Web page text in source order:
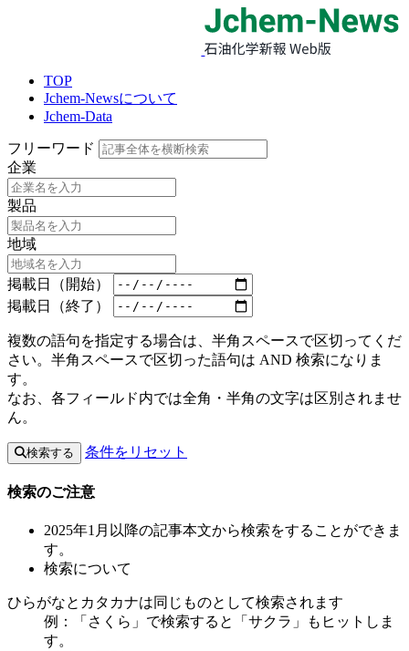
TOP
Jchem-Newsについて
Jchem-Data
フリーワード
企業
製品
地域
掲載日（開始）
掲載日（終了）
複数の語句を指定する場合は、半角スペースで区切ってくだ
さい。半角スペースで区切った語句は AND 検索になりま
す。
なお、各フィールド内では全角・半角の文字は区別されませ
ん。
検索する 条件をリセット
検索のご注意
2025年1月以降の記事本文から検索をすることができま
す。
検索について
ひらがなとカタカナは同じものとして検索されます
例：「さくら」で検索すると「サクラ」もヒットしま
す。